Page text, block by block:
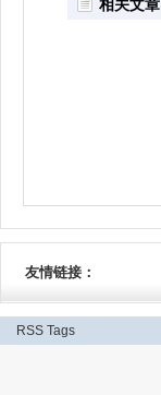
相关文章
友情链接：
RSS Tags